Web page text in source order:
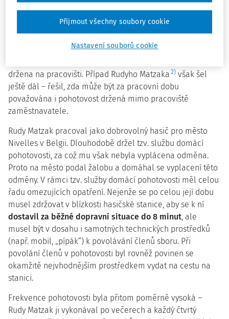
Případ hasiče Rudyho – Belgie
Judikatura SDEU už dříve dovozovala, že za pracovní dobu
držena na pracovišti. Případ Rudyho Matzaka 2) však šel
ještě dál – řešil, zda může být za pracovní dobu
považována i pohotovost držená mimo pracoviště
zaměstnavatele.
Rudy Matzak pracoval jako dobrovolný hasič pro město
Nivelles v Belgii. Dlouhodobě držel tzv. službu domácí
pohotovosti, za což mu však nebyla vyplácena odměna.
Proto na město podal žalobu a domáhal se vyplacení této
odměny. V rámci tzv. služby domácí pohotovosti měl celou
řadu omezujících opatření. Nejenže se po celou její dobu
musel zdržovat v blízkosti hasičské stanice, aby se k ní
dostavil za běžné dopravní situace do 8 minut, ale
musel být v dosahu i samotných technických prostředků
(např. mobil, „pípák“) k povolávání členů sboru. Při
povolání členů v pohotovosti byl rovněž povinen se
okamžitě nejvhodnějším prostředkem vydat na cestu na
stanici.
Frekvence pohotovosti byla přitom poměrně vysoká –
Rudy Matzak ji vykonával po večerech a každý čtvrtý
Nastavení souborů cookie
Přijmout všechny soubory cookie